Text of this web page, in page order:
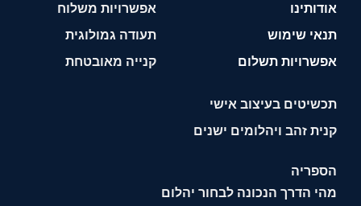
אודותינו
תנאי שימוש
אפשרויות תשלום
אפשרויות משלוח
תעודה גמולוגית
קנייה מאובטחת
תכשיטים בעיצוב אישי
קנית זהב ויהלומים ישנים
הספריה
מהי הדרך הנכונה לבחור יהלום